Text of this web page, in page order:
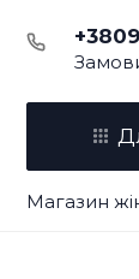
Магазин